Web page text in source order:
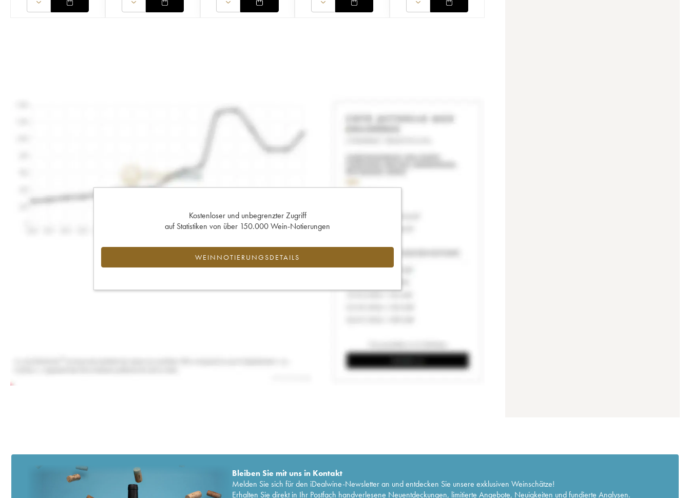
Kostenloser und unbegrenzter Zugriff
auf Statistiken von über 150.000 Wein-Notierungen
WEINNOTIERUNGSDETAILS
Bleiben Sie mit uns in Kontakt
Melden Sie sich für den iDealwine-Newsletter an und entdecken Sie unsere exklusiven Weinschätze!
Erhalten Sie direkt in Ihr Postfach handverlesene Neuentdeckungen, limitierte Angebote, Neuigkeiten und fundierte Analysen.